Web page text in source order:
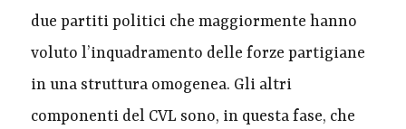
due partiti politici che maggiormente hanno
voluto l’inquadramento delle forze partigiane
in una struttura omogenea. Gli altri
componenti del CVL sono, in questa fase, che